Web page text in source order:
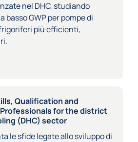
nel DHC, studiando
basso GWP per pompe di
più efficienti,
Qualification and
for the district
(DHC) sector
le sfide legate allo sviluppo di